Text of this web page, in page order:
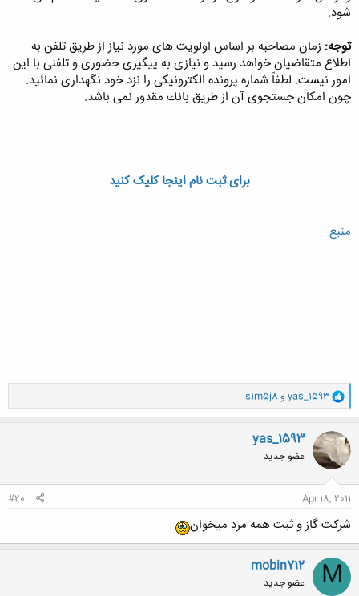
شود.
توجه: زمان مصاحبه بر اساس اولویت های مورد نیاز از طریق تلفن به
اطلاع متقاضیان خواهد رسید و نیازی به پیگیری حضوری و تلفنی با این
امور نیست. لطفاً شماره پرونده الكترونیكی را نزد خود نگهداری نمائید.
چون امكان جستجوی آن از طریق بانك مقدور نمی باشد.
برای ثبت نام اینجا کلیک کنید
منبع
و
ا
ک
ن
ش
ه
ا
yas_1593 و s1m5j8
yas_1593
عضو جدید
Apr 18, 2011
#20
شرکت گاز و ثبت همه مرد میخوان
M
mobin712
عضو جدید